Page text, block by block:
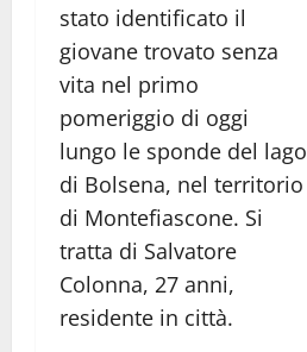
stato identificato il
giovane trovato senza
vita nel primo
pomeriggio di oggi
lungo le sponde del lago
di Bolsena, nel territorio
di Montefiascone. Si
tratta di Salvatore
Colonna, 27 anni,
residente in città.